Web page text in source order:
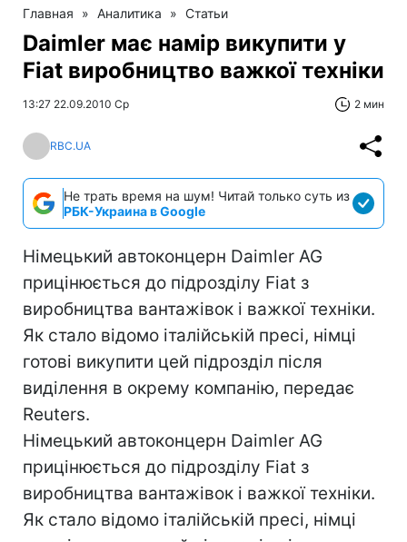
Главная » Аналитика » Статьи
Daimler має намір викупити у
Fiat виробництво важкої техніки
13:27 22.09.2010 Ср 2 мин
RBC.UA
Не трать время на шум! Читай только суть из
РБК-Украина в Google
Німецький автоконцерн Daimler AG
прицінюється до підрозділу Fiat з
виробництва вантажівок і важкої техніки.
Як стало відомо італійській пресі, німці
готові викупити цей підрозділ після
виділення в окрему компанію, передає
Reuters.
Німецький автоконцерн Daimler AG
прицінюється до підрозділу Fiat з
виробництва вантажівок і важкої техніки.
Як стало відомо італійській пресі, німці